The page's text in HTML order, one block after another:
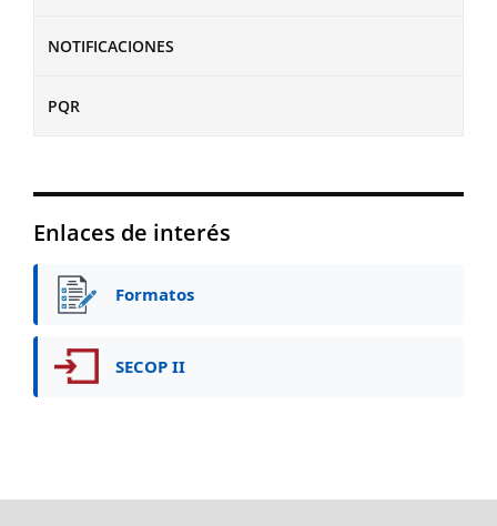
NOTIFICACIONES
PQR
Enlaces de interés
Formatos
SECOP II